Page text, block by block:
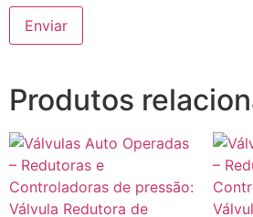
Produtos